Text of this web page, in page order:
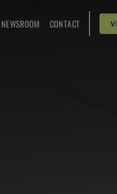
NEWSROOM CONTACT